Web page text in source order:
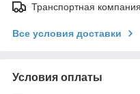
Транспортная компания
Все условия доставки
Условия оплаты